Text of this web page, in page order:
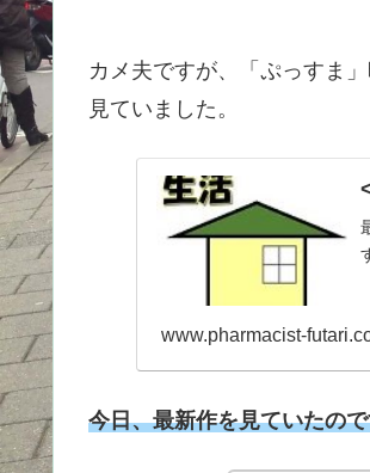
カメ夫ですが、「ぷっすま
見ていました。
www.pharmacist-
今日、最新作を見ていたの